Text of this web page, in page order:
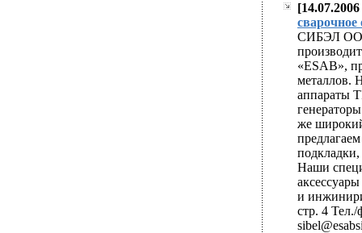
easy approval
сварочное
generic cialis
СИБЭЛ
«ESAB»,
металлов.
аппараты
же
Наши
и
стр. 4